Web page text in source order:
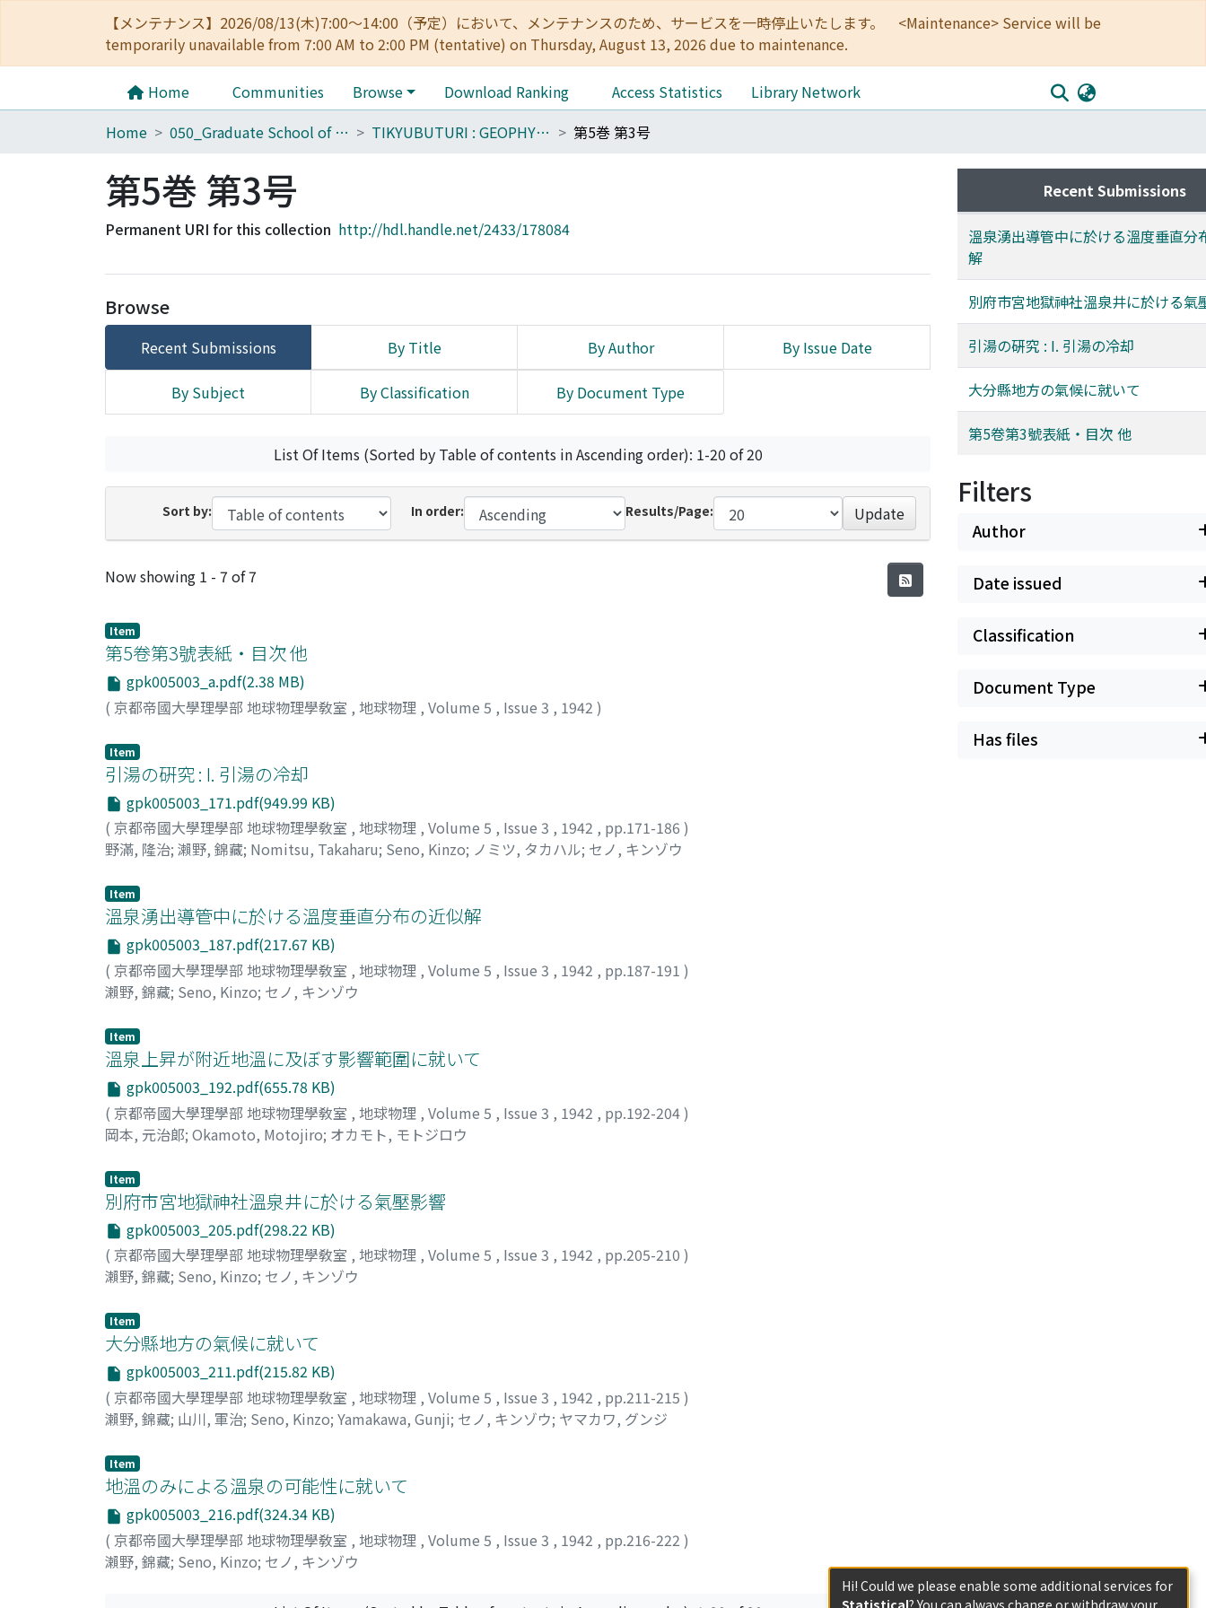
【メンテナンス】2026/08/13(木)7:00～14:00（予定）において、メンテナンスのため、サービスを一時停止いたします。 <Maintenance> Service will be
temporarily unavailable from 7:00 AM to 2:00 PM (tentative) on Thursday, August 13, 2026 due to maintenance.
Home Communities Browse Download Ranking Access Statistics
Library Network
Home
050_Graduate School of Science TIKYUBUTURI : GEOPHYSICS 第5巻 第3号
第5巻 第3号
Permanent URI for this collection http://hdl.handle.net/2433/178084
Browse
Recent Submissions By Title By Author By Issue Date
By Subject By Classification By Document Type
List Of Items (Sorted by Table of contents in Ascending order): 1-20 of 20
Sort by: In order: Results/Page: Update
Recent Submissions
Now showing 1 - 7 of 7
Item
第5卷第3號表紙・目次 他
gpk005003_a.pdf(2.38 MB)
( 京都帝國大學理學部 地球物理學敎室 , 地球物理 , Volume 5 , Issue 3 , 1942 )
Item
引湯の硏究 : I. 引湯の冷却
gpk005003_171.pdf(949.99 KB)
( 京都帝國大學理學部 地球物理學敎室 , 地球物理 , Volume 5 , Issue 3 , 1942 , pp.171-186 )
野滿, 隆治; 瀨野, 錦藏; Nomitsu, Takaharu; Seno, Kinzo; ノミツ, タカハル; セノ, キンゾウ
Item
溫泉湧出導管中に於ける溫度垂直分布の近似解
gpk005003_187.pdf(217.67 KB)
( 京都帝國大學理學部 地球物理學敎室 , 地球物理 , Volume 5 , Issue 3 , 1942 , pp.187-191 )
瀨野, 錦藏; Seno, Kinzo; セノ, キンゾウ
Item
溫泉上昇が附近地溫に及ぼす影響範圍に就いて
gpk005003_192.pdf(655.78 KB)
( 京都帝國大學理學部 地球物理學敎室 , 地球物理 , Volume 5 , Issue 3 , 1942 , pp.192-204)
岡本, 元治郞; Okamoto, Motojiro; オカモト, モトジロウ
Item
別府市宮地獄神社溫泉井に於ける氣壓影響
gpk005003_205.pdf(298.22 KB)
( 京都帝國大學理學部 地球物理學敎室 , 地球物理 , Volume 5 , Issue 3 , 1942 , pp.205-210 )
瀨野, 錦藏; Seno, Kinzo; セノ, キンゾウ
Item
大分縣地方の氣候に就いて
gpk005003_211.pdf(215.82 KB)
( 京都帝國大學理學部 地球物理學敎室 , 地球物理 , Volume 5 , Issue 3 , 1942 , pp.211-215 )
瀨野, 錦藏; 山川, 軍治; Seno, Kinzo; Yamakawa, Gunji; セノ, キンゾウ; ヤマカワ, グンジ
Item
地溫のみによる溫泉の可能性に就いて
gpk005003_216.pdf(324.34 KB)
( 京都帝國大學理學部 地球物理學敎室 , 地球物理 , Volume 5 , Issue 3 , 1942 , pp.216-222 )
瀨野, 錦藏; Seno, Kinzo; セノ, キンゾウ
Recent Submissions
溫泉湧出導管中に於ける溫度垂直分
解
別府市宮地獄神社溫泉井に於ける氣
引湯の硏究 : I. 引湯の冷却
大分縣地方の氣候に就いて
第5卷第3號表紙・目次 他
Filters
Author
Date issued
Classification
Document Type
Has files
Hi! Could we please enable some additional services for
Statistical? You can always change or withdraw your